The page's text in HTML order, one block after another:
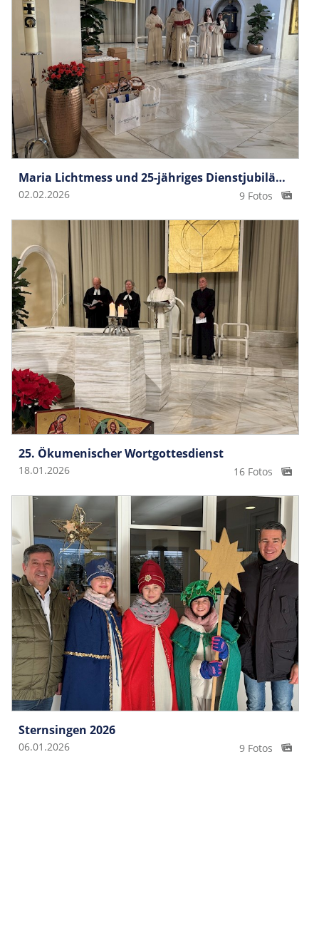
Maria Lichtmess und 25-jähriges Dienstjubiläum P. Anto
02.02.2026 9 Fotos
25. Ökumenischer Wortgottesdienst
18.01.2026 16 Fotos
Sternsingen 2026
06.01.2026 9 Fotos